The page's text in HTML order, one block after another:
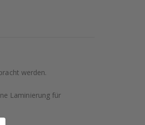
werden.
Laminierung für